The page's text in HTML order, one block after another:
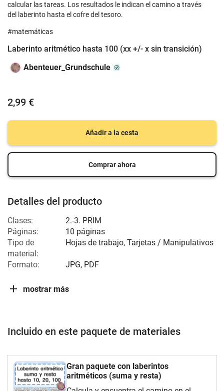
calcular las tareas. Los resultados le indican el camino a través
del laberinto hasta el cofre del tesoro.
#matemáticas
Laberinto aritmético hasta 100 (xx +/- x sin transición)
Abenteuer_Grundschule
2,99 €
Añadir a la cesta
Comprar ahora
Detalles del producto
Clases:
2.-3. PRIM
Páginas:
10 páginas
Tipo de
material:
Hojas de trabajo, Tarjetas / Manipulativos
Formato: JPG, PDF
mostrar más
Incluido en este paquete de materiales
Gran paquete con laberintos
aritméticos (suma y resta)